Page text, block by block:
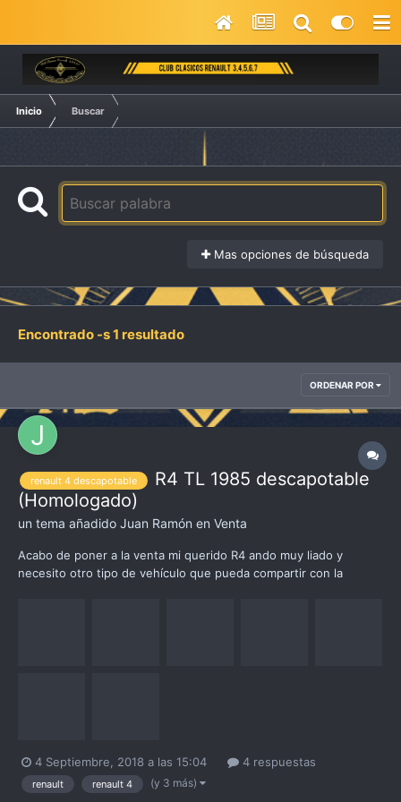
Inicio Buscar
Mas opciones de búsqueda
Encontrado -s 1 resultado
ORDENAR POR
renault 4 descapotable
R4 TL 1985 descapotable
(Homologado)
un tema añadido Juan Ramón en Venta
Acabo de poner a la venta mi querido R4 ando muy liado y
necesito otro tipo de vehículo que pueda compartir con la
4 Septiembre, 2018 a las 15:04 4 respuestas
renault renault 4 (y 3 más)